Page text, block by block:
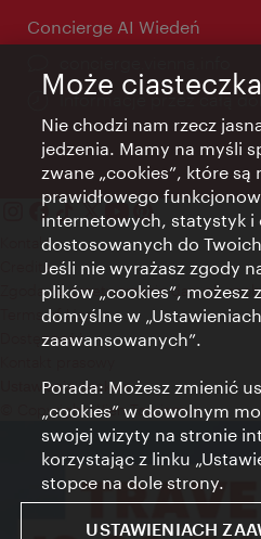
Concierge AI Wiedeń
Informacje przez całą
Kontakt
Credits
Zgoda na przetwarzanie danych
Terms of Use
Dostępność
Ustawienia cookies
© Copyright Wien Tourismus
Może
Nie chodzi nam rzecz
jedzenia. Mamy na myśli
zwane „cookies”, które są
prawidłowego
internetowych, statystyk i
dostosowanych do
Jeśli nie wyrażasz zgody
plików „cookies”, możesz
domyślne w „Ustawieniach
zaawansowanych”.
Porada: Możesz zmienić
„cookies” w dowolnym
swojej wizyty na stronie
korzystając z linku
stopce na dole strony.
USTAWIENIACH